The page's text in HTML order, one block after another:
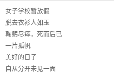
女子学校暂放假
脱去衣衫人如玉
鞠躬尽瘁，死而后已
一片孤帆
美好的日子
自从分开未见一面